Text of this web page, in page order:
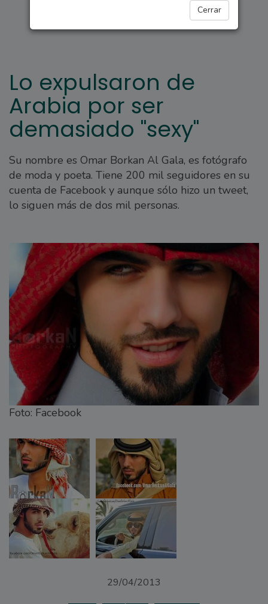
Cerrar
Lo expulsaron de
Arabia por ser
demasiado "sexy"
Su nombre es Omar Borkan Al Gala, es fotógrafo
de moda y poeta. Tiene 200 mil seguidores en su
cuenta de Facebook y aunque sólo hizo un tweet,
lo siguen más de dos mil personas.
Foto: Facebook
29/04/2013